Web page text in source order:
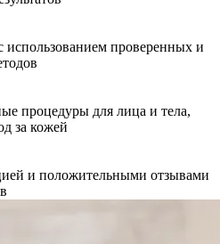
использованием проверенных и
процедуры для лица и тела,
за кожей
и положительными отзывами